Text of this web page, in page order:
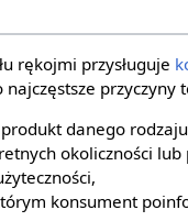
rękojmi przysługuje
przyczyny
danego
okoliczności lub
konsument